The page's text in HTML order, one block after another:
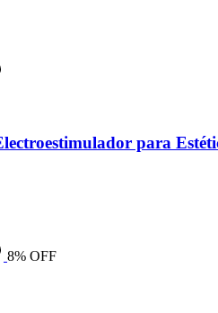
para
8% OFF